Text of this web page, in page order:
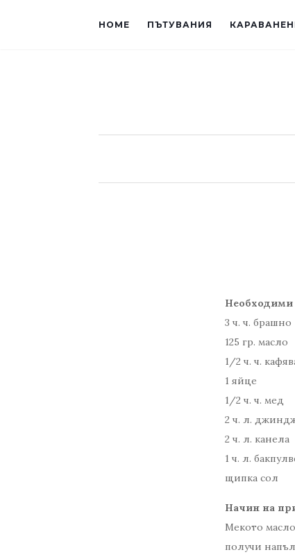
HOME ПЪТУВАНИЯ
Необходими
3 ч. ч. брашно
125 гр. масло
1/2 ч. ч.
1 яйце
1/2 ч. ч. мед
2 ч. л.
2 ч. л. канела
1 ч. л.
щипка сол
Начин на
Мекото
получи